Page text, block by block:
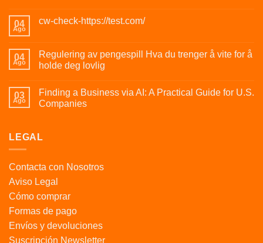
04
Ago
cw-check-https://test.com/
04
Ago
Regulering av pengespill Hva du trenger å vite for å
holde deg lovlig
03
Ago
Finding a Business via AI: A Practical Guide for U.S.
Companies
LEGAL
Contacta con Nosotros
Aviso Legal
Cómo comprar
Formas de pago
Envíos y devoluciones
Suscripción Newsletter